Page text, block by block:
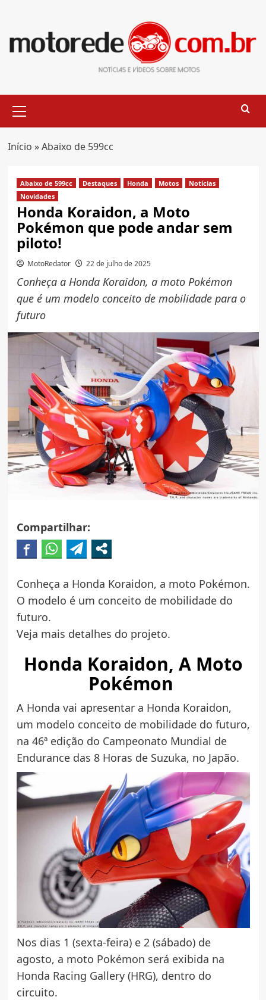
content
Menu
Início »Abaixo de 599cc
Abaixo de 599cc Destaques Honda Motos
Notícias
Novidades
Honda Koraidon, a Moto
Pokémon que pode andar sem
piloto!
MotoRedator 22 de julho de 2025
Conheça a Honda Koraidon, a moto Pokémon
que é um modelo conceito de mobilidade para o
futuro
Compartilhar:
Conheça a Honda Koraidon, a moto Pokémon.
O modelo é um conceito de mobilidade do
futuro.
Veja mais detalhes do projeto.
Honda Koraidon, A Moto
Pokémon
A Honda vai apresentar a Honda Koraidon,
um modelo conceito de mobilidade do futuro,
na 46ª edição do Campeonato Mundial de
Endurance das 8 Horas de Suzuka, no Japão.
Nos dias 1 (sexta-feira) e 2 (sábado) de
agosto, a moto Pokémon será exibida na
Honda Racing Gallery (HRG), dentro do
circuito.